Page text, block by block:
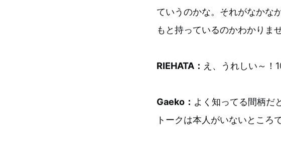
ていうのかな。それがなかな
もと持っているのかわかりま
RIEHATA： え、うれしい～！
Gaeko： よく知ってる間柄だ
トークは本人がいないところ